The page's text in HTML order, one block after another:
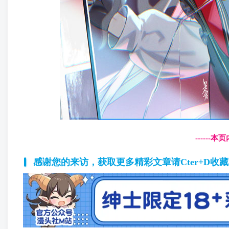
------本页
感谢您的来访，获取更多精彩文章请Cter+D收